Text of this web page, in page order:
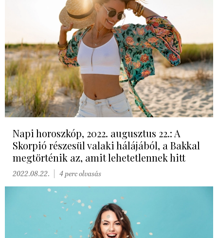
Napi horoszkóp, 2022. augusztus 22.: A
Skorpió részesül valaki hálájából, a Bakkal
megtörténik az, amit lehetetlennek hitt
2022.08.22. 4 perc olvasás